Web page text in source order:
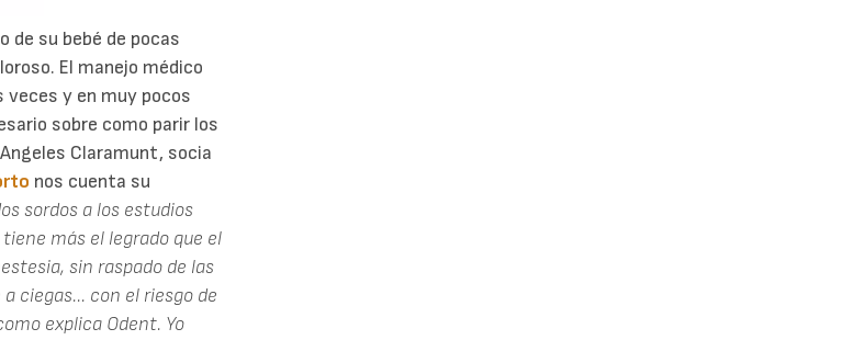
de su bebé de pocas
El manejo médico
y en muy pocos
sobre como parir los
Claramunt, socia
nos cuenta su
sordos a los estudios
más el legrado que el
sin raspado de las
ciegas... con el riesgo de
explica Odent. Yo